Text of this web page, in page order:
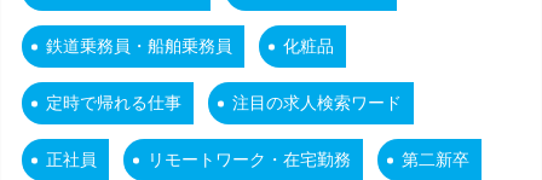
鉄道乗務員・船舶乗務員 化粧品
定時で帰れる仕事 注目の求人検索ワード
正社員 リモートワーク・在宅勤務 第二新卒